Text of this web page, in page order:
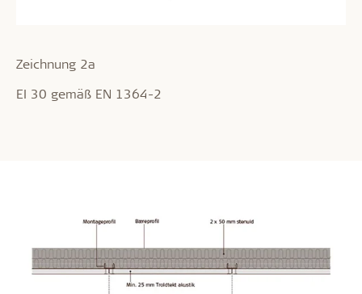
Zeichnung 2a
EI 30 gemäß EN 1364-2